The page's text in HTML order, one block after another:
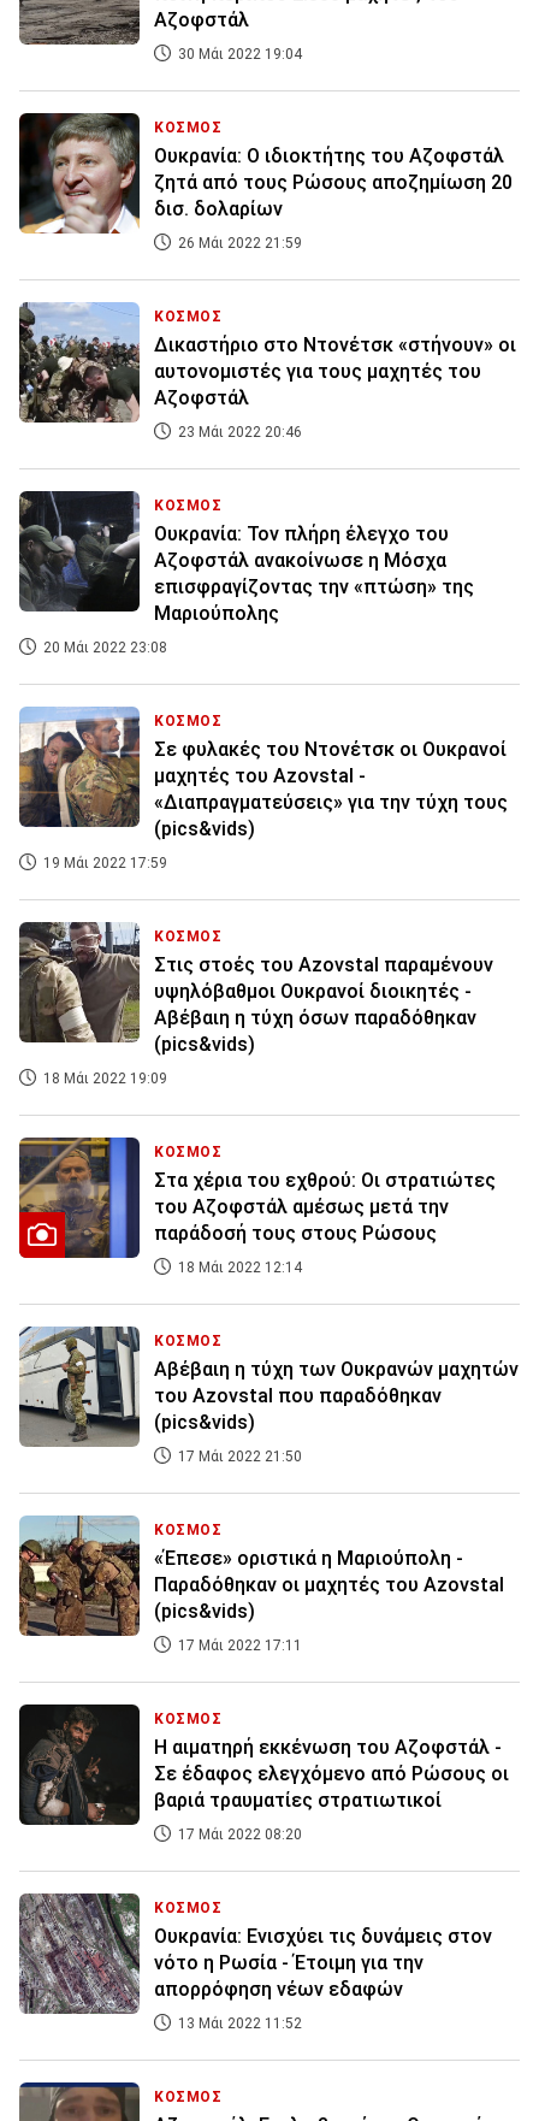
Αζοφστάλ
30 Μάι 2022 19:04
ΚΟΣΜΟΣ
Ουκρανία: Ο ιδιοκτήτης του Αζοφστάλ
ζητά από τους Ρώσους αποζημίωση 20
δισ. δολαρίων
26 Μάι 2022 21:59
ΚΟΣΜΟΣ
Δικαστήριο στο Ντονέτσκ «στήνουν» οι
αυτονομιστές για τους μαχητές του
Αζοφστάλ
23 Μάι 2022 20:46
ΚΟΣΜΟΣ
Ουκρανία: Τον πλήρη έλεγχο του
Αζοφστάλ ανακοίνωσε η Μόσχα
επισφραγίζοντας την «πτώση» της
Μαριούπολης
20 Μάι 2022 23:08
ΚΟΣΜΟΣ
Σε φυλακές του Ντονέτσκ οι Ουκρανοί
μαχητές του Azovstal -
«Διαπραγματεύσεις» για την τύχη τους
(pics&vids)
19 Μάι 2022 17:59
ΚΟΣΜΟΣ
Στις στοές του Azovstal παραμένουν
υψηλόβαθμοι Ουκρανοί διοικητές -
Αβέβαιη η τύχη όσων παραδόθηκαν
(pics&vids)
18 Μάι 2022 19:09
ΚΟΣΜΟΣ
Στα χέρια του εχθρού: Οι στρατιώτες
του Αζοφστάλ αμέσως μετά την
παράδοσή τους στους Ρώσους
18 Μάι 2022 12:14
ΚΟΣΜΟΣ
Αβέβαιη η τύχη των Ουκρανών μαχητών
του Azovstal που παραδόθηκαν
(pics&vids)
17 Μάι 2022 21:50
ΚΟΣΜΟΣ
«Έπεσε» οριστικά η Μαριούπολη -
Παραδόθηκαν οι μαχητές του Azovstal
(pics&vids)
17 Μάι 2022 17:11
ΚΟΣΜΟΣ
Η αιματηρή εκκένωση του Αζοφστάλ -
Σε έδαφος ελεγχόμενο από Ρώσους οι
βαριά τραυματίες στρατιωτικοί
17 Μάι 2022 08:20
ΚΟΣΜΟΣ
Ουκρανία: Ενισχύει τις δυνάμεις στον
νότο η Ρωσία - Έτοιμη για την
απορρόφηση νέων εδαφών
13 Μάι 2022 11:52
ΚΟΣΜΟΣ